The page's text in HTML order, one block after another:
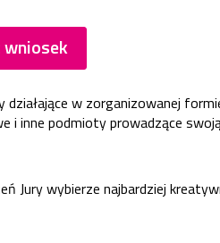
wniosek
w zorganizowanej
inne podmioty prowadzące
Jury wybierze najbardziej